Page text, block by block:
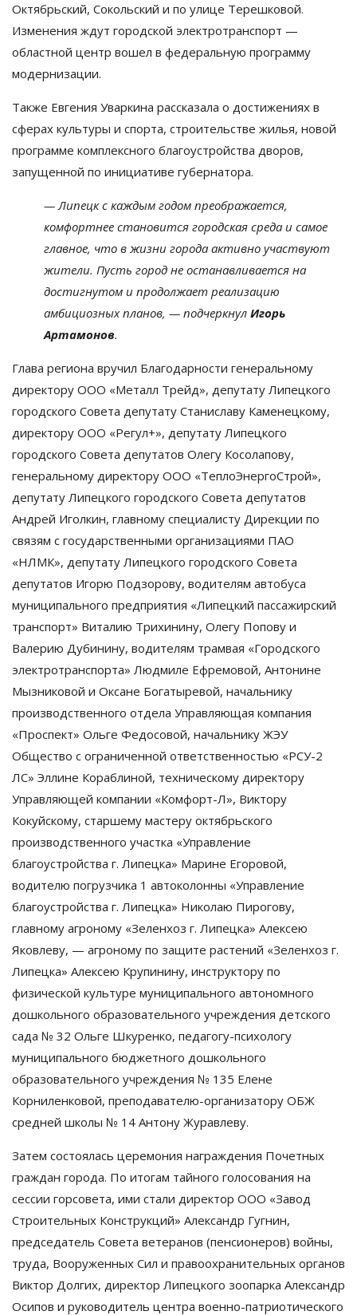
Октябрьский, Сокольский и по улице Терешковой.
Изменения ждут городской электротранспорт —
областной центр вошел в федеральную программу
модернизации.
Также Евгения Уваркина рассказала о достижениях в
сферах культуры и спорта, строительстве жилья, новой
программе комплексного благоустройства дворов,
запущенной по инициативе губернатора.
— Липецк с каждым годом преображается,
комфортнее становится городская среда и самое
главное, что в жизни города активно участвуют
жители. Пусть город не останавливается на
достигнутом и продолжает реализацию
амбициозных планов, — подчеркнул Игорь
Артамонов.
Глава региона вручил Благодарности генеральному
директору ООО «Металл Трейд», депутату Липецкого
городского Совета депутату Станиславу Каменецкому,
директору ООО «Регул+», депутату Липецкого
городского Совета депутатов Олегу Косолапову,
генеральному директору ООО «ТеплоЭнергоСтрой»,
депутату Липецкого городского Совета депутатов
Андрей Иголкин, главному специалисту Дирекции по
связям с государственными организациями ПАО
«НЛМК», депутату Липецкого городского Совета
депутатов Игорю Подзорову, водителям автобуса
муниципального предприятия «Липецкий пассажирский
транспорт» Виталию Трихинину, Олегу Попову и
Валерию Дубинину, водителям трамвая «Городского
электротранспорта» Людмиле Ефремовой, Антонине
Мызниковой и Оксане Богатыревой, начальнику
производственного отдела Управляющая компания
«Проспект» Ольге Федосовой, начальнику ЖЭУ
Общество с ограниченной ответственностью «РСУ-2
ЛС» Эллине Кораблиной, техническому директору
Управляющей компании «Комфорт-Л», Виктору
Кокуйскому, старшему мастеру октябрьского
производственного участка «Управление
благоустройства г. Липецка» Марине Егоровой,
водителю погрузчика 1 автоколонны «Управление
благоустройства г. Липецка» Николаю Пирогову,
главному агроному «Зеленхоз г. Липецка» Алексею
Яковлеву, — агроному по защите растений «Зеленхоз г.
Липецка» Алексею Крупинину, инструктору по
физической культуре муниципального автономного
дошкольного образовательного учреждения детского
сада № 32 Ольге Шкуренко, педагогу-психологу
муниципального бюджетного дошкольного
образовательного учреждения № 135 Елене
Корниленковой, преподавателю-организатору ОБЖ
средней школы № 14 Антону Журавлеву.
Затем состоялась церемония награждения Почетных
граждан города. По итогам тайного голосования на
сессии горсовета, ими стали директор ООО «Завод
Строительных Конструкций» Александр Гугнин,
председатель Совета ветеранов (пенсионеров) войны,
труда, Вооруженных Сил и правоохранительных органов
Виктор Долгих, директор Липецкого зоопарка Александр
Осипов и руководитель центра военно-патриотического